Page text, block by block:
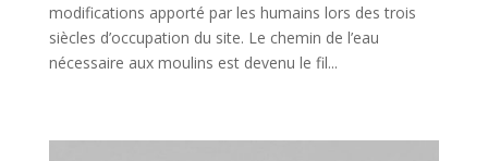
modifications apporté par les humains lors des trois
siècles d’occupation du site. Le chemin de l’eau
nécessaire aux moulins est devenu le fil...